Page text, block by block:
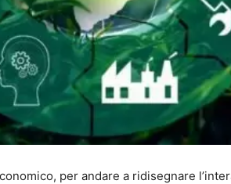
per andare a ridisegnare